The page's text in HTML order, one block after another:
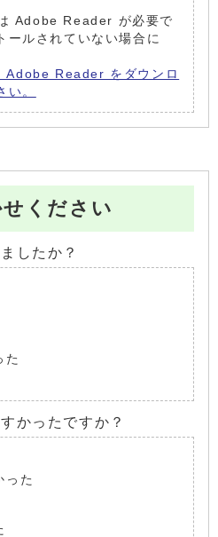
Adobe Reader が必要で
ールされていない場合に
Adobe Reader をダウンロ
い。
ください
したか？
た
かったですか？
った